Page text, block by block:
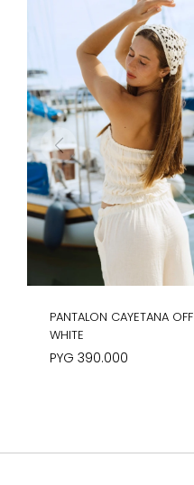
PANTALON CAYETANA OFF
WHITE
PYG 390.000